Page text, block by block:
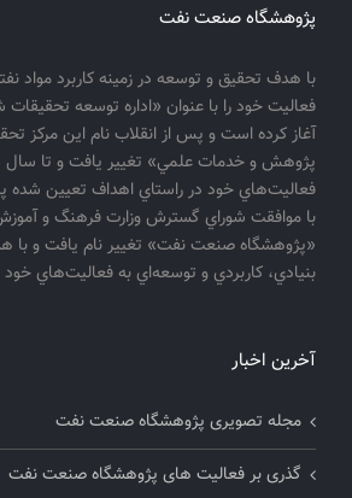
پژوهشگاه صنعت نفت
فعاليت خود را با عنوان «اداره توسعه
آغاز كرده است و پس از انقلاب نام اين مركز
با موافقت شوراي گسترش وزارت فرهنگ و
«پژوهشگاه صنعت نفت» تغيير نام يافت و با
بنيادي، كاربردي و توسعه‌اي به فعاليت‌هاي خود
آخرین اخبار
مجله تصویری پژوهشگاه صنعت نفت
گذری بر فعالیت های پژوهشگاه صنعت نفت